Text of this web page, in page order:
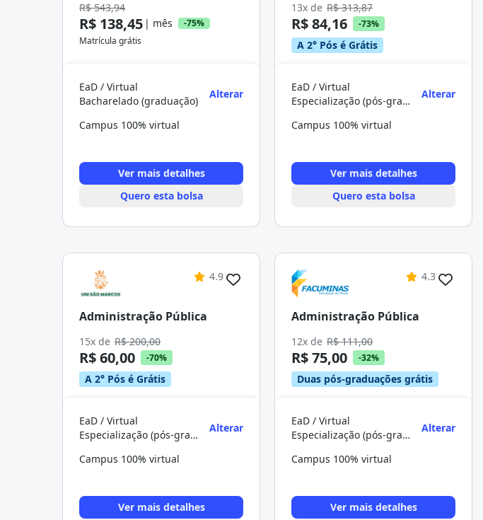
R$ 543,94
R$ 138,45 | mês
-75%
Matrícula grátis
EaD / Virtual
Bacharelado (graduação)
Alterar
Campus 100% virtual
Ver mais detalhes
Quero esta bolsa
13x de R$ 313,87
R$ 84,16 -73%
A 2° Pós é Grátis
EaD / Virtual
Especialização (pós-graduação)
Alterar
Campus 100% virtual
Ver mais detalhes
Quero esta bolsa
4.9
Administração Pública
15x de R$ 200,00
R$ 60,00 -70%
A 2° Pós é Grátis
EaD / Virtual
Especialização (pós-graduação)
Alterar
Campus 100% virtual
Ver mais detalhes
4.3
Administração Pública
12x de R$ 111,00
R$ 75,00 -32%
Duas pós-graduações grátis
EaD / Virtual
Especialização (pós-graduação)
Alterar
Campus 100% virtual
Ver mais detalhes